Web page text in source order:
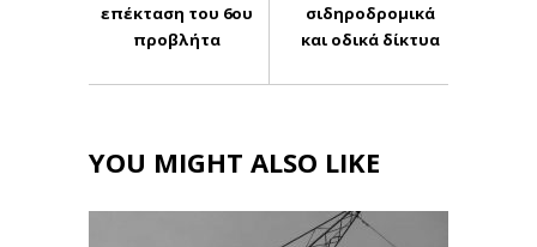
επέκταση του 6ου
προβλήτα
σιδηροδρομικά
και οδικά δίκτυα
YOU MIGHT ALSO LIKE